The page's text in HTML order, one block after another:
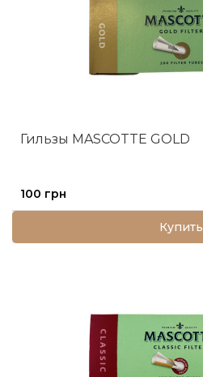
Гильзы MASCOTTE GOLD
100 грн
Купить